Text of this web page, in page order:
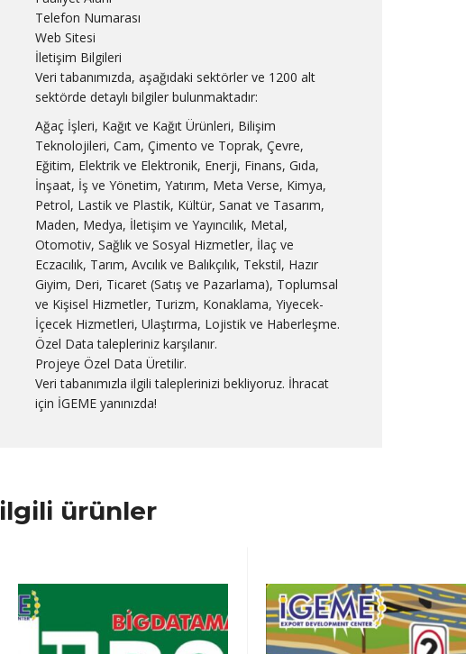
Telefon Numarası
Web Sitesi
İletişim Bilgileri
Veri tabanımızda, aşağıdaki sektörler ve 1200 alt
sektörde detaylı bilgiler bulunmaktadır:
Ağaç İşleri, Kağıt ve Kağıt Ürünleri, Bilişim
Teknolojileri, Cam, Çimento ve Toprak, Çevre,
Eğitim, Elektrik ve Elektronik, Enerji, Finans, Gıda,
İnşaat, İş ve Yönetim, Yatırım, Meta Verse, Kimya,
Petrol, Lastik ve Plastik, Kültür, Sanat ve Tasarım,
Maden, Medya, İletişim ve Yayıncılık, Metal,
Otomotiv, Sağlık ve Sosyal Hizmetler, İlaç ve
Eczacılık, Tarım, Avcılık ve Balıkçılık, Tekstil, Hazır
Giyim, Deri, Ticaret (Satış ve Pazarlama), Toplumsal
ve Kişisel Hizmetler, Turizm, Konaklama, Yiyecek-
İçecek Hizmetleri, Ulaştırma, Lojistik ve Haberleşme.
Özel Data talepleriniz karşılanır.
Projeye Özel Data Üretilir.
Veri tabanımızla ilgili taleplerinizi bekliyoruz. İhracat
için İGEME yanınızda!
ilgili ürünler